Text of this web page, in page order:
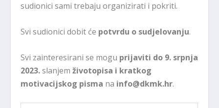
sudionici sami trebaju organizirati i pokriti.
Svi sudionici dobit će potvrdu o sudjelovanju.
Svi zainteresirani se mogu prijaviti do 9. srpnja
2023.slanjemživotopisa i kratkog
motivacijskog pisma na info@dkmk.hr.